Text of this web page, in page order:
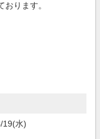
ります。
19(水)